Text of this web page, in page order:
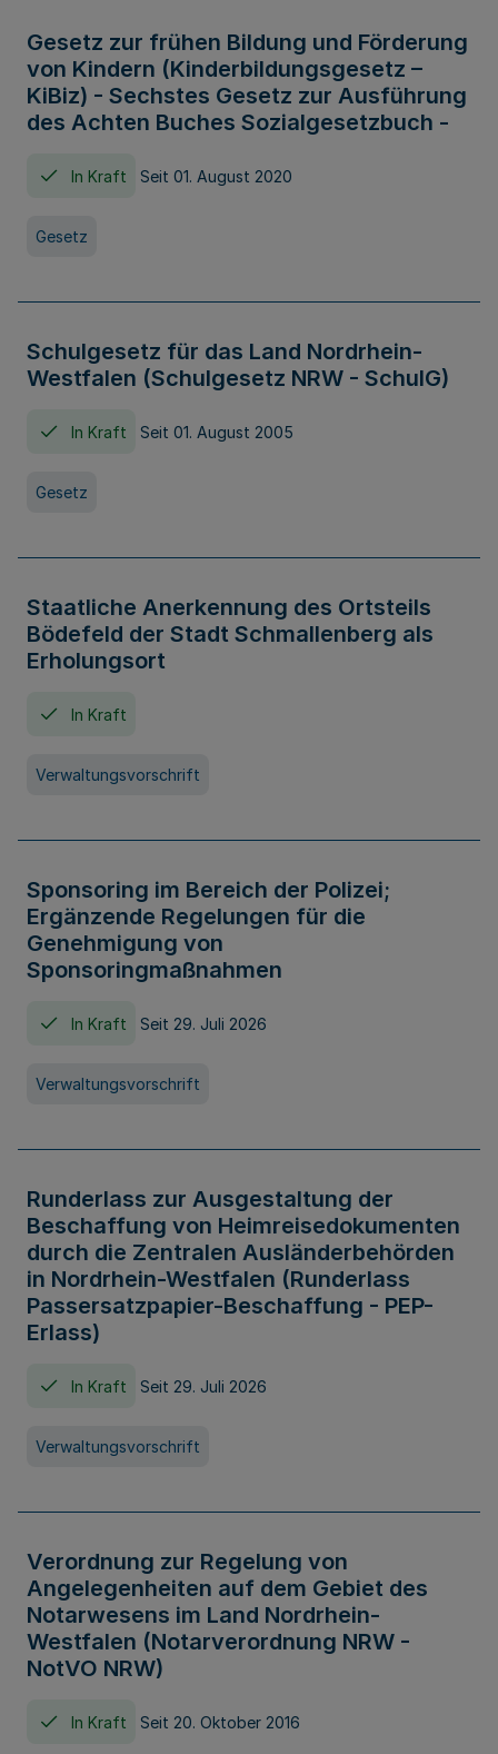
Gesetz zur frühen Bildung und Förderung
von Kindern (Kinderbildungsgesetz –
KiBiz) - Sechstes Gesetz zur Ausführung
des Achten Buches Sozialgesetzbuch -
In Kraft Seit 01. August 2020
Gesetz
Schulgesetz für das Land Nordrhein-
Westfalen (Schulgesetz NRW - SchulG)
In Kraft Seit 01. August 2005
Gesetz
Staatliche Anerkennung des Ortsteils
Bödefeld der Stadt Schmallenberg als
Erholungsort
In Kraft
Verwaltungsvorschrift
Sponsoring im Bereich der Polizei;
Ergänzende Regelungen für die
Genehmigung von
Sponsoringmaßnahmen
In Kraft Seit 29. Juli 2026
Verwaltungsvorschrift
Runderlass zur Ausgestaltung der
Beschaffung von Heimreisedokumenten
durch die Zentralen Ausländerbehörden
in Nordrhein-Westfalen (Runderlass
Passersatzpapier-Beschaffung - PEP-
Erlass)
In Kraft Seit 29. Juli 2026
Verwaltungsvorschrift
Verordnung zur Regelung von
Angelegenheiten auf dem Gebiet des
Notarwesens im Land Nordrhein-
Westfalen (Notarverordnung NRW -
NotVO NRW)
In Kraft Seit 20. Oktober 2016